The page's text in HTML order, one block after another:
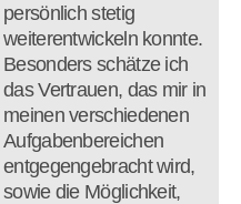
persönlich stetig
weiterentwickeln konnte.
Besonders schätze ich
das Vertrauen, das mir in
meinen verschiedenen
Aufgabenbereichen
entgegengebracht wird,
sowie die Möglichkeit,